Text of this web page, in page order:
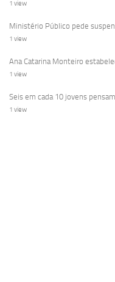
1 view
Ministério Público pede
1 view
Ana Catarina Monteiro
1 view
Seis em cada 10 jovens
1 view